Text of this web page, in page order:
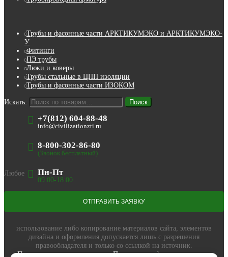
Трубы и фасонные части АРКТИКУМЭКО и АРКТИКУМЭКО-
У
Фитинги
ПЭ трубы
Люки и коверы
Трубы стальные в ЦПП изоляции
Трубы и фасонные части ИЗОКОМ
Искать: Поиск
+7(812) 604-88-48
info@civilizationzti.ru
8-800-302-86-80
(Звонок бесплатный)
Пн-Пт
09:00-18:00
Любое
использование либо копирование материалов сайта, элементов
дизайна и оформления допускается лишь с разрешения
правообладателя и только со ссылкой на источник.
Пользовательское соглашение,Политика конфиденциальности